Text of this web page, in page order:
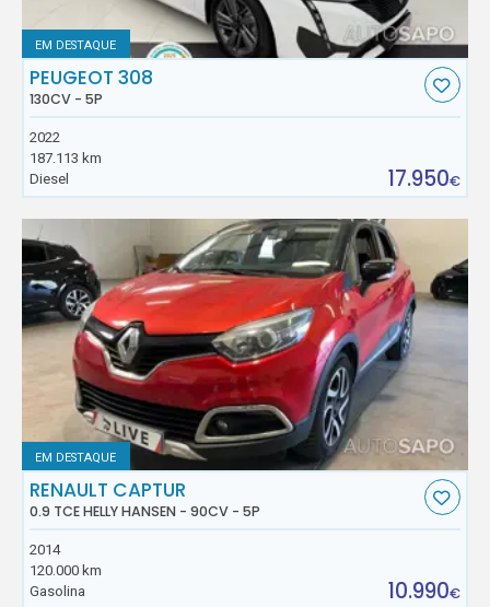
EM DESTAQUE
PEUGEOT 308
130CV - 5P
2022
187.113 km
Diesel
17.950€
EM DESTAQUE
RENAULT CAPTUR
0.9 TCE HELLY HANSEN - 90CV - 5P
2014
120.000 km
Gasolina
10.990€